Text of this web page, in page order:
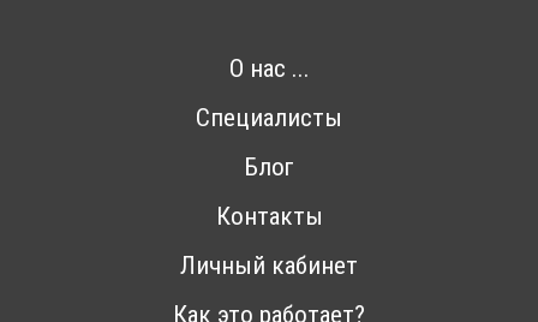
О нас ...
Специалисты
Блог
Контакты
Личный кабинет
Как это работает?